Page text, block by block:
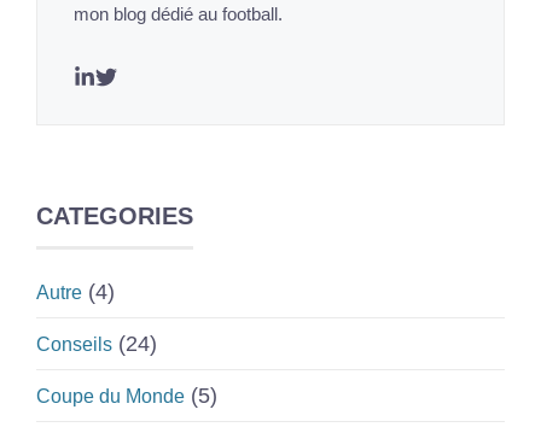
mon blog dédié au football.
CATEGORIES
Autre (4)
Conseils (24)
Coupe du Monde (5)